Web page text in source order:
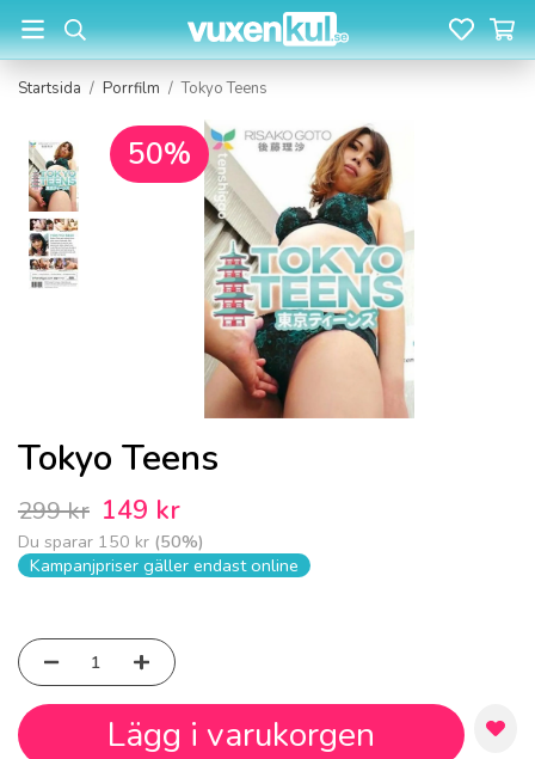
Startsida / Porrfilm / Tokyo Teens
50%
Tokyo Teens
299 kr 149 kr
Du sparar 150 kr (50%)
Kampanjpriser gäller endast online
Lägg i varukorgen